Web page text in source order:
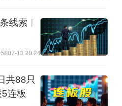
大盘预期或在3700至
下积极防御策略更加
煤炭、新消费及红利
线索︱
07-13 20:24
共88只
连板